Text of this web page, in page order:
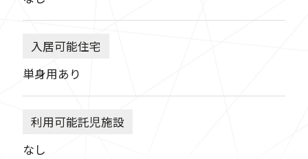
入居可能住宅
単身用あり
利用可能託児施設
なし